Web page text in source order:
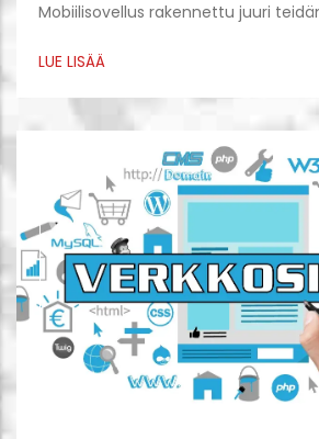
Mobiilisovellus rakennettu juuri
LUE LISÄÄ